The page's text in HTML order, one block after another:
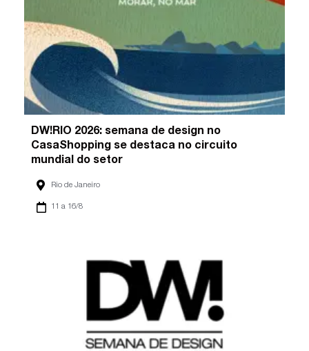
DW!RIO 2026: semana de design no
CasaShopping se destaca no circuito
mundial do setor
Rio de Janeiro
11 a 16/8